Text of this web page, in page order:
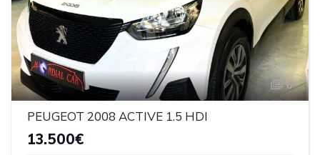
6
PEUGEOT 2008 ACTIVE 1.5 HDI
13.500€